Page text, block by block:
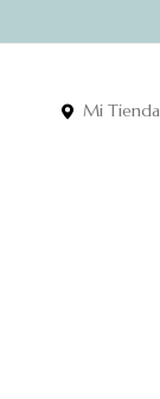
Mi Tienda